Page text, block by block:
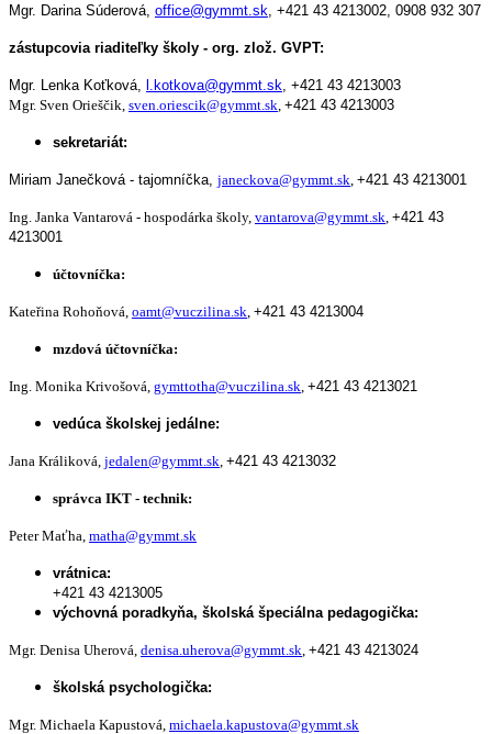
Mgr. Darina Súderová, office@gymmt.sk +421 43 4213002, 0908 932 307
zástupcovia riaditeľky školy - org. zlož. GVPT:
Mgr. Lenka Koťková, l.kotkova@gymmt.sk +421 43 4213003
Mgr. Sven Orieščik, sven.oriescik@gymmt.sk +421 43 4213003
sekretariát:
Miriam Janečková - tajomníčka, janeckova@gymmt.sk +421 43 4213001
Ing. Janka Vantarová - hospodárka školy, vantarova@gymmt.sk +421 43
4213001
účtovníčka:
Kateřina Rohoňová, oamt@vuczilina.sk +421 43 4213004
mzdová účtovníčka:
Ing. Monika Krivošová, gymttotha@vuczilina.sk +421 43 4213021
vedúca školskej jedálne:
Jana Králiková, jedalen@gymmt.sk +421 43 4213032
správca IKT - technik:
Peter Maťha, matha@gymmt.sk
vrátnica:
+421 43 4213005
výchovná poradkyňa, školská špeciálna pedagogička:
Mgr. Denisa Uherová, denisa.uherova@gymmt.sk +421 43 4213024
školská psychologička:
Mgr. Michaela Kapustová, michaela.kapustova@gymmt.sk